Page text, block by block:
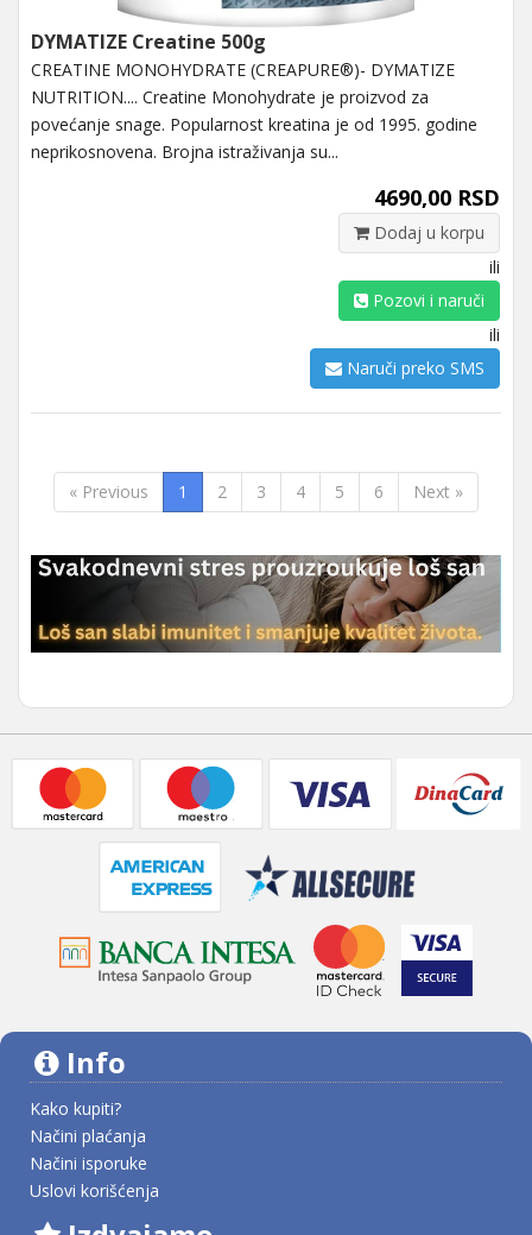
DYMATIZE Creatine 500g
CREATINE MONOHYDRATE (CREAPURE®)- DYMATIZE
NUTRITION.... Creatine Monohydrate je proizvod za
povećanje snage. Popularnost kreatina je od 1995. godine
neprikosnovena. Brojna istraživanja su...
4690,00 RSD
Dodaj u korpu
ili
Pozovi i naruči
ili
Naruči preko SMS
« Previous 1 2 3 4 5 6 Next »
Info
Kako kupiti?
Načini plaćanja
Načini isporuke
Uslovi korišćenja